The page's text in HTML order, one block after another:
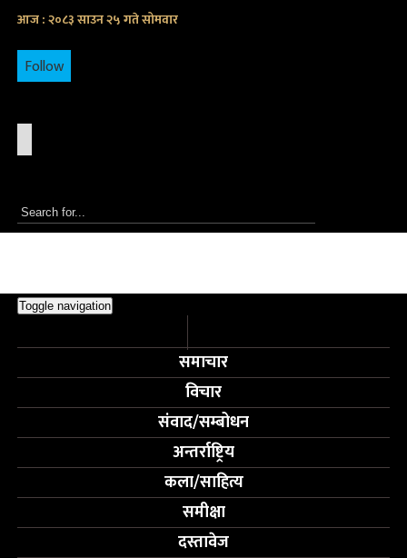
आज : २०८३ साउन २५ गते सोमवार
Follow
Toggle navigation
समाचार
विचार
संवाद/सम्बोधन
अन्तर्राष्ट्रिय
कला/साहित्य
समीक्षा
दस्तावेज